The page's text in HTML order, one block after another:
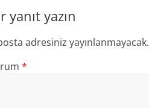
yanıt yazın
adresiniz yayınlanmayacak.
*